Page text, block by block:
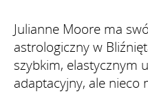
Julianne Moore ma
astrologiczny w
szybkim, elastycznym
adaptacyjny, ale nieco